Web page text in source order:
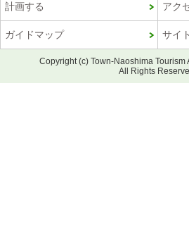
計画する アク
ガイドマップ サイ
Copyright (c) Town-Naoshima Tourism
All Rights